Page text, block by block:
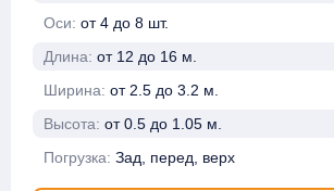
Оси: от 4 до 8 шт.
Длина: от 12 до 16 м.
Ширина: от 2.5 до 3.2 м.
Высота: от 0.5 до 1.05 м.
Погрузка: Зад, перед, верх